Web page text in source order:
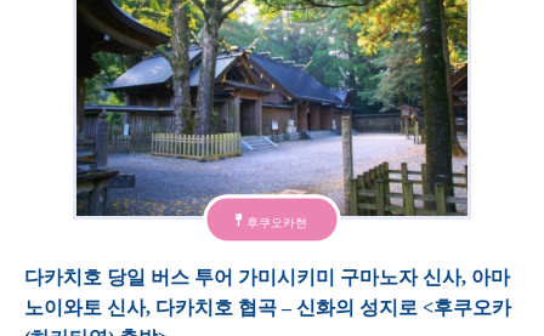
후쿠오카현
다카치호 당일 버스 투어 가미시키미 구마노자 신사, 아마
노이와토 신사, 다카치호 협곡 – 신화의 성지로 <후쿠오카